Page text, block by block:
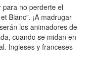
no perderte el
Blanc". ¡A madrugar
los animadores de
cuando se midan en
Ingleses y franceses